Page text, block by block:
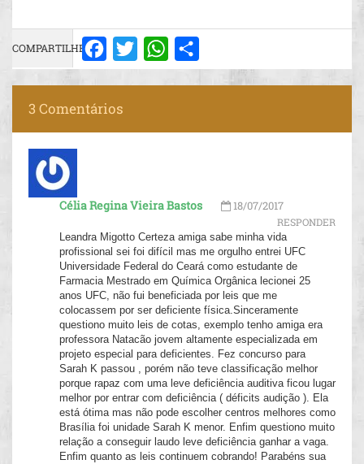
COMPARTILHE: Facebook
Twitter WhatsApp
3 Comentários
Célia Regina Vieira Bastos 18/07/2017
RESPONDER
Leandra Migotto Certeza amiga sabe minha vida
profissional sei foi difícil mas me orgulho entrei UFC
Universidade Federal do Ceará como estudante de
Farmacia Mestrado em Química Orgânica lecionei 25
anos UFC, não fui beneficiada por leis que me
colocassem por ser deficiente física.Sinceramente
questiono muito leis de cotas, exemplo tenho amiga era
professora Natacão jovem altamente especializada em
projeto especial para deficientes. Fez concurso para
Sarah K passou , porém não teve classificação melhor
porque rapaz com uma leve deficiência auditiva ficou lugar
melhor por entrar com deficiência ( déficits audição ). Ela
está ótima mas não pode escolher centros melhores como
Brasília foi unidade Sarah K menor. Enfim questiono muito
relação a conseguir laudo leve deficiência ganhar a vaga.
Enfim quanto as leis continuem cobrando! Parabéns sua